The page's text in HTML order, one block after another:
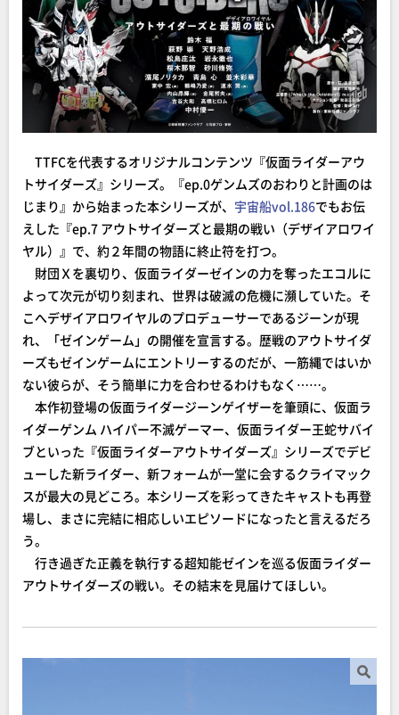
TTFCを代表するオリジナルコンテンツ『仮面ライダーアウ
トサイダーズ』シリーズ。『ep.0ゲンムズのおわりと計画のは
じまり』から始まった本シリーズが、 宇宙船vol.186でもお伝
えした『ep.7 アウトサイダーズと最期の戦い（デザイアロワイ
ヤル）』で、約２年間の物語に終止符を打つ。
財団Ｘを裏切り、仮面ライダーゼインの力を奪ったエコルに
よって次元が切り刻まれ、世界は破滅の危機に瀕していた。そ
こへデザイアロワイヤルのプロデューサーであるジーンが現
れ、「ゼインゲーム」の開催を宣言する。歴戦のアウトサイダ
ーズもゼインゲームにエントリーするのだが、一筋縄ではいか
ない彼らが、そう簡単に力を合わせるわけもなく……。
本作初登場の仮面ライダージーンゲイザーを筆頭に、仮面ラ
イダーゲンム ハイパー不滅ゲーマー、仮面ライダー王蛇サバイ
ブといった『仮面ライダーアウトサイダーズ』シリーズでデビ
ューした新ライダー、新フォームが一堂に会するクライマック
スが最大の見どころ。本シリーズを彩ってきたキャストも再登
場し、まさに完結に相応しいエピソードになったと言えるだろ
う。
行き過ぎた正義を執行する超知能ゼインを巡る仮面ライダー
アウトサイダーズの戦い。その結末を見届けてほしい。